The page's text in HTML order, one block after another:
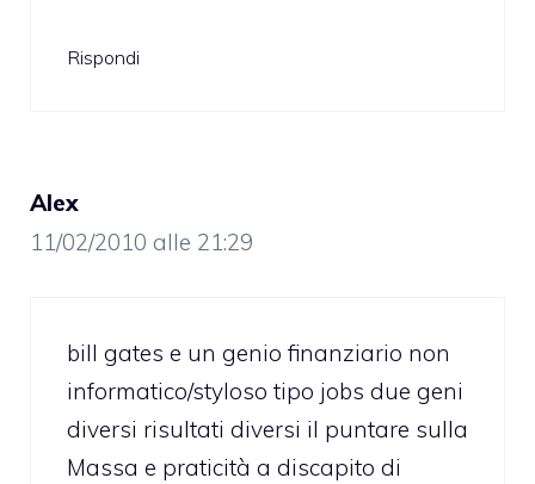
Rispondi
Alex
11/02/2010 alle 21:29
bill gates e un genio finanziario non
informatico/styloso tipo jobs due geni
diversi risultati diversi il puntare sulla
Massa e praticità a discapito di